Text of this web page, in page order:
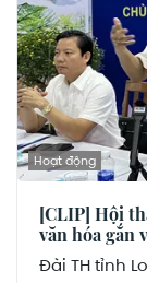
Hoạt động
[CLIP] Hội
văn hóa gắn
Đài TH tỉnh